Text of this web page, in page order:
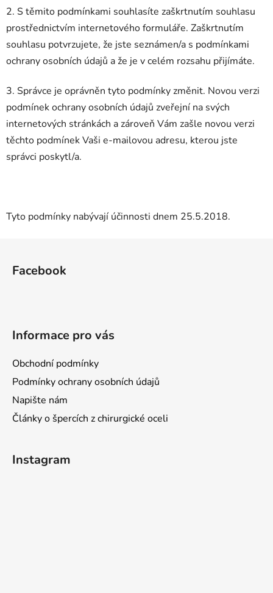
2. S těmito podmínkami souhlasíte zaškrtnutím souhlasu
prostřednictvím internetového formuláře. Zaškrtnutím
souhlasu potvrzujete, že jste seznámen/a s podmínkami
ochrany osobních údajů a že je v celém rozsahu přijímáte.
3. Správce je oprávněn tyto podmínky změnit. Novou verzi
podmínek ochrany osobních údajů zveřejní na svých
internetových stránkách a zároveň Vám zašle novou verzi
těchto podmínek Vaši e-mailovou adresu, kterou jste
správci poskytl/a.
Tyto podmínky nabývají účinnosti dnem 25.5.2018.
Facebook
Informace pro vás
Obchodní podmínky
Podmínky ochrany osobních údajů
Napište nám
Články o špercích z chirurgické oceli
Instagram